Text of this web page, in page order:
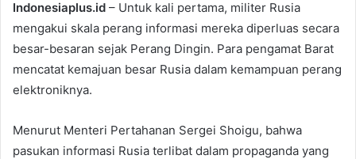
Indonesiaplus.id – Untuk kali pertama, militer Rusia
mengakui skala perang informasi mereka diperluas secara
besar-besaran sejak Perang Dingin. Para pengamat Barat
mencatat kemajuan besar Rusia dalam kemampuan perang
elektroniknya.
Menurut Menteri Pertahanan Sergei Shoigu, bahwa
pasukan informasi Rusia terlibat dalam propaganda yang